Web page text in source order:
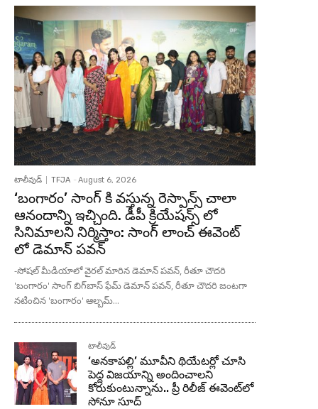
టాలీవుడ్ TFJA - August 6, 2026
‘బంగారం’ సాంగ్ కి వస్తున్న రెస్పాన్స్ చాలా
ఆనందాన్ని ఇచ్చింది. డీపీ క్రియేషన్స్ లో
సినిమాలని నిర్మిస్తాం: సాంగ్ లాంచ్ ఈవెంట్
లో డెమాన్ పవన్
-సోషల్ మీడియాలో వైరల్ మారిన డెమాన్ పవన్, రీతూ చౌదరి
'బంగారం' సాంగ్ బిగ్‌బాస్ ఫేమ్ డెమాన్ పవన్, రీతూ చౌదరి జంటగా
నటించిన 'బంగారం' ఆల్బమ్...
టాలీవుడ్
‘అనకాపల్లి’ మూవీని థియేటర్లో చూసి
పెద్ద విజయాన్ని అందించాలని
కోరుకుంటున్నాను.. ప్రీ రిలీజ్ ఈవెంట్‌లో
సోనూ సూద్